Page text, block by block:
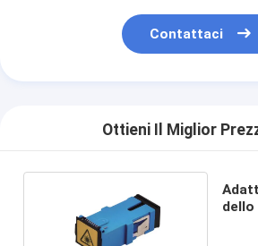
Contattaci
Ottieni Il Miglior